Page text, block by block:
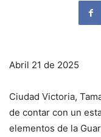
Abril 21 de 2025
Ciudad Victoria,
de contar con un
elementos de la